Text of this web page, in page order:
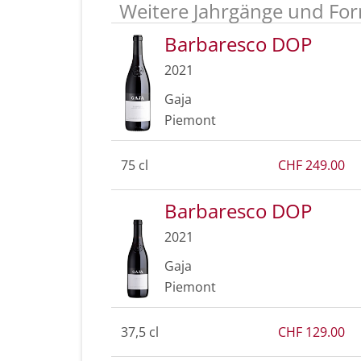
Weitere Jahrgänge und
Barbaresco DOP
2021
Gaja
Piemont
75 cl CHF 249.00
Barbaresco DOP
2021
Gaja
Piemont
37,5 cl CHF 129.00